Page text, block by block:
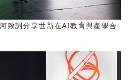
致詞分享世新在AI教育與產學合